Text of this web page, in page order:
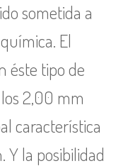
sometida a
El
éste tipo de
2,00 mm
característica
Y la posibilidad